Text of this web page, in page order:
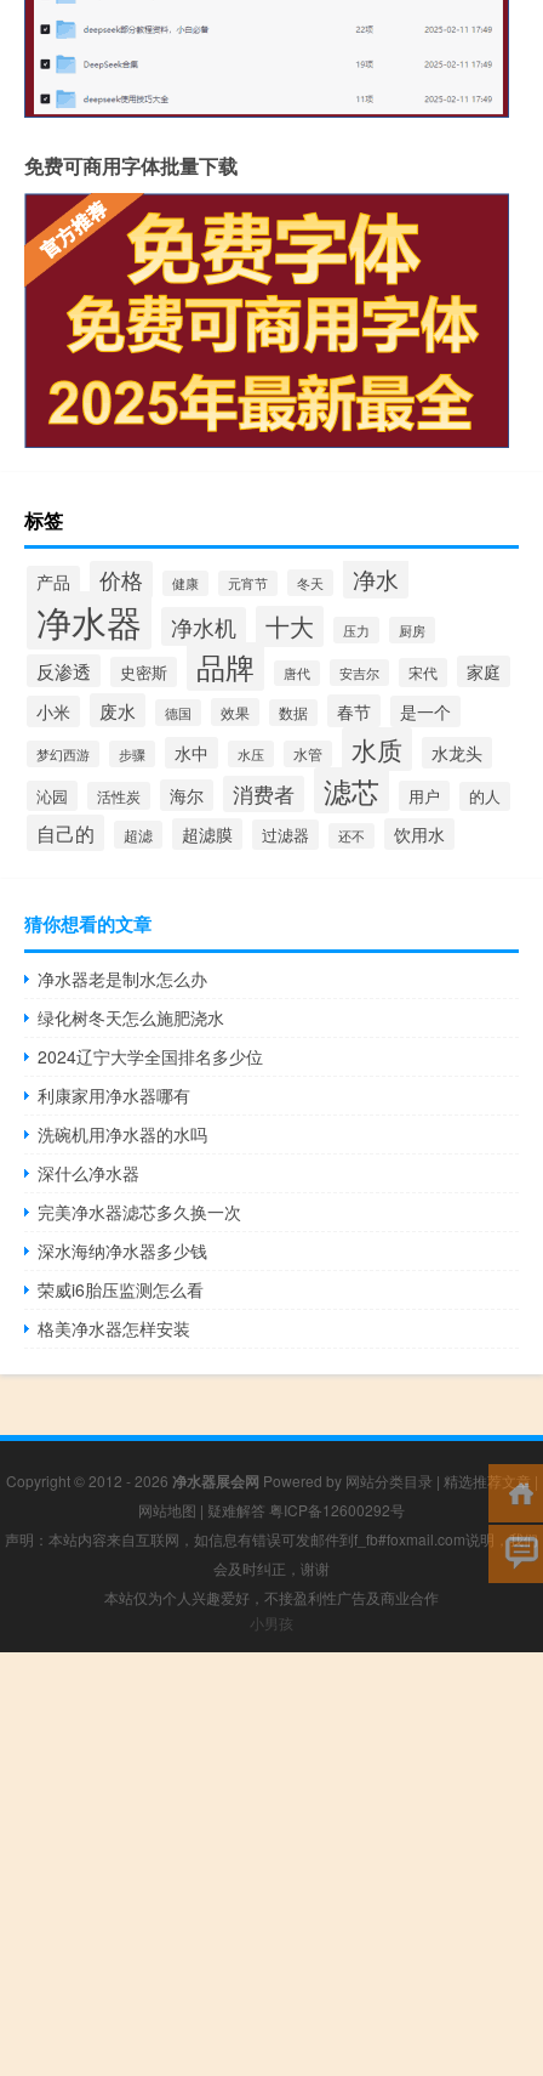
免费可商用字体批量下载
标签
产品 价格 健康 元宵节 冬天 净水
净水器 净水机 十大 压力 厨房
反渗透 史密斯 品牌 唐代 安吉尔 宋代
家庭
小米
废水 德国 效果 数据 春节 是一个
梦幻西游 步骤 水中 水压 水管 水质 水龙头
沁园 活性炭 海尔 消费者 滤芯 用户 的人
自己的 超滤 超滤膜 过滤器 还不 饮用水
猜你想看的文章
净水器老是制水怎么办
绿化树冬天怎么施肥浇水
2024辽宁大学全国排名多少位
利康家用净水器哪有
洗碗机用净水器的水吗
深什么净水器
完美净水器滤芯多久换一次
深水海纳净水器多少钱
荣威i6胎压监测怎么看
格美净水器怎样安装
Copyright © 2012 - 2026 净水器展会网 Powered by 网站分类目录 | 精选推荐文章 |
网站地图 | 疑难解答 粤ICP备12600292号
声明：本站内容来自互联网，如信息有错误可发邮件到f_fb#foxmail.com说明，我们
会及时纠正，谢谢
本站仅为个人兴趣爱好，不接盈利性广告及商业合作
小男孩